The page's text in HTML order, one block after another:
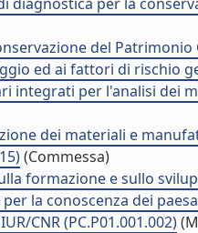
del
ed ai fattori di rischio
integrati per l'analisi dei
dei materiali e
(Commessa)
formazione e sullo
la conoscenza dei
CNR (PC.P01.001.002)